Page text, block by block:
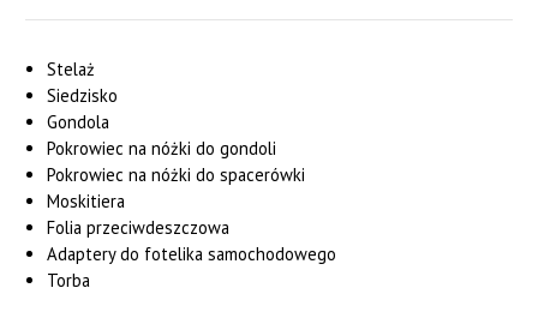
Stelaż
Siedzisko
Gondola
Pokrowiec na nóżki do gondoli
Pokrowiec na nóżki do spacerówki
Moskitiera
Folia przeciwdeszczowa
Adaptery do fotelika samochodowego
Torba